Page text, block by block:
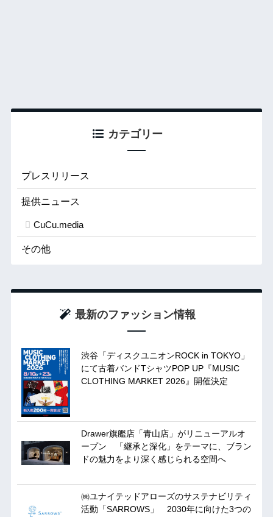
カテゴリー
プレスリリース
提供ニュース
CuCu.media
その他
最新のファッション情報
渋谷「ディスクユニオンROCK in TOKYO」
にて古着バンドTシャツPOP UP『MUSIC
CLOTHING MARKET 2026』開催決定
Drawer旗艦店「青山店」がリニューアルオ
ープン 「継承と深化」をテーマに、ブラン
ドの魅力をより深く感じられる空間へ
㈱ユナイテッドアローズのサステナビリティ
活動「SARROWS」 2030年に向けた3つの